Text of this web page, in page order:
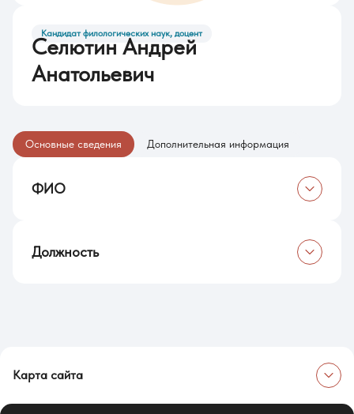
Кандидат филологических наук, доцент
Селютин Андрей
Анатольевич
Основные сведения Дополнительная информация
ФИО
Должность
Карта сайта